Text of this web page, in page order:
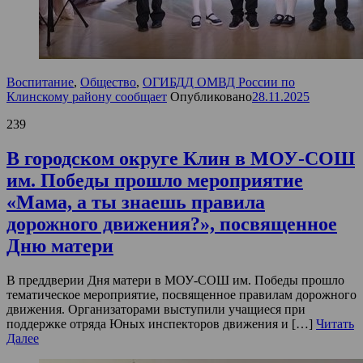
Воспитание, Общество, ОГИБДД ОМВД России по
Клинскому району сообщает Опубликовано28.11.2025
239
В городском округе Клин в МОУ-СОШ
им. Победы прошло мероприятие
«Мама, а ты знаешь правила
дорожного движения?», посвященное
Дню матери
В преддверии Дня матери в МОУ-СОШ им. Победы прошло
тематическое мероприятие, посвященное правилам дорожного
движения. Организаторами выступили учащиеся при
поддержке отряда Юных инспекторов движения и […] Читать
Далее